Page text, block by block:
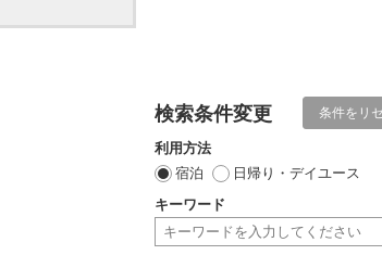
検索条件変更 条件をリ
利用方法
宿泊
日帰り・デイユース
キーワード